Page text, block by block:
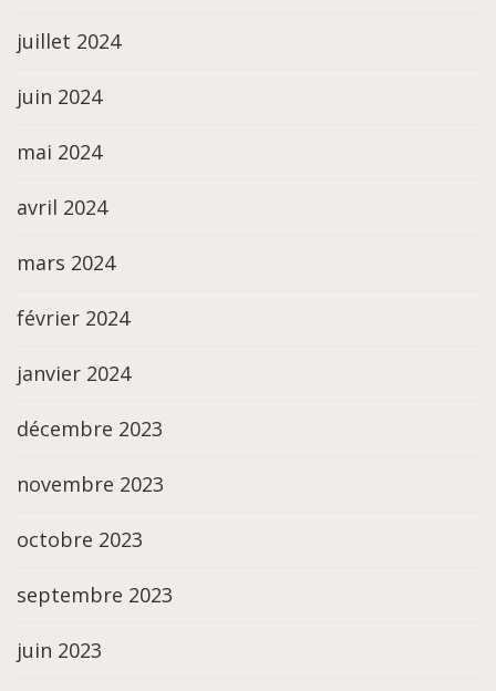
juillet 2024
juin 2024
mai 2024
avril 2024
mars 2024
février 2024
janvier 2024
décembre 2023
novembre 2023
octobre 2023
septembre 2023
juin 2023